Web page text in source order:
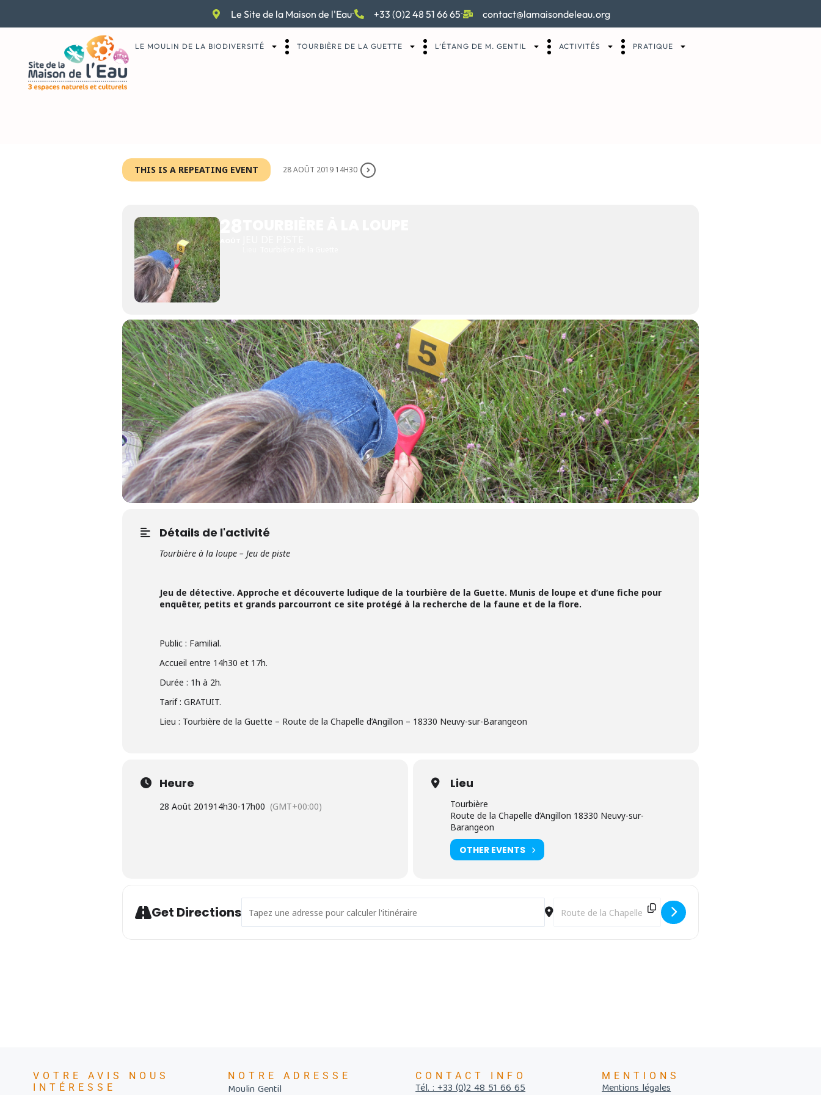
Le Site de la Maison de l'Eau +33 (0)2 48 51 66 65 contact@lamaisondeleau.org
LE MOULIN DE LA BIODIVERSITÉ TOURBIÈRE DE LA GUETTE L’ÉTANG DE M. GENTIL ACTIVITÉS PRATIQUE
THIS IS A REPEATING EVENT 28 AOÛT 2019 14H30
Détails de l'activité
Tourbière à la loupe – Jeu de piste
Jeu de détective. Approche et découverte ludique de la tourbière de la Guette. Munis de loupe et d’une fiche pour
enquêter, petits et grands parcourront ce site protégé à la recherche de la faune et de la flore.
Public : Familial.
Accueil entre 14h30 et 17h.
Durée : 1h à 2h.
Tarif : GRATUIT.
Lieu : Tourbière de la Guette – Route de la Chapelle d’Angillon – 18330 Neuvy-sur-Barangeon
Heure
28 Août 201914h30-17h00 (GMT+00:00)
Lieu
Tourbière
Route de la Chapelle d’Angillon 18330 Neuvy-sur-
Barangeon
OTHER EVENTS
Get Directions Destination Address - Tourbière à la loupe [T0VSd5eQs]
VOTRE AVIS NOUS
INTÉRESSE
NOTRE ADRESSE
Moulin Gentil
CONTACT INFO
Tél. : +33 (0)2 48 51 66 65
MENTIONS
Mentions légales